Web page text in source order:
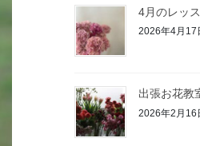
4月のレッ
2026年4月17
出張お花教
2026年2月16